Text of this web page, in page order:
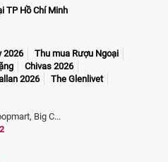
TP Hồ Chí Minh
2026
Thu mua Rượu Ngoại
Chivas 2026
2026
The Glenlivet
Big C...